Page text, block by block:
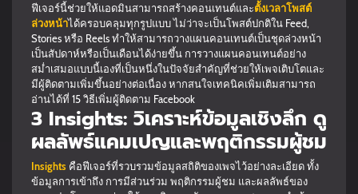
ฟีเจอร์นี้ช่วยให้แอดมินสามารถสร้างคอนเทนต์และตั้งเวลาโพสต์
ล่วงหน้าได้ครอบคลุมทุกรูปแบบ ไม่ว่าจะเป็นโพสต์ปกติใน Feed,
Stories หรือ Reels ทำให้สามารถวางแผนคอนเทนต์เป็นชุดล่วงหน้า
เป็นสัปดาห์หรือเป็นเดือนได้ง่ายขึ้น การวางแผนคอนเทนต์อย่าง
สม่ำเสมอแบบนี้เองที่เป็นหนึ่งในปัจจัยสำคัญที่ช่วยให้เพจเติบโตและ
มีผู้ติดตามเพิ่มขึ้นอย่างต่อเนื่อง หากสนใจเทคนิคเพิ่มเติมสามารถ
อ่านได้ที่ 15 วิธีเพิ่มผู้ติดตาม Facebook
3 Insights: วิเคราะห์ข้อมูลเชิงลึก ดู
ผลลัพธ์แคมเปญและพฤติกรรมผู้ชม
Insights คือฟีเจอร์ที่รวบรวมข้อมูลสถิติของเพจไว้อย่างละเอียด ทั้ง
ข้อมูลการเข้าถึง การมีส่วนร่วม พฤติกรรมผู้ชม และผลลัพธ์ของ